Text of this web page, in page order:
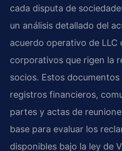
cada disputa de
un análisis detallado del
acuerdo operativo de LLC
corporativos que rigen la
socios. Estos
registros financieros,
partes y actas de
base para evaluar los
disponibles bajo la ley de